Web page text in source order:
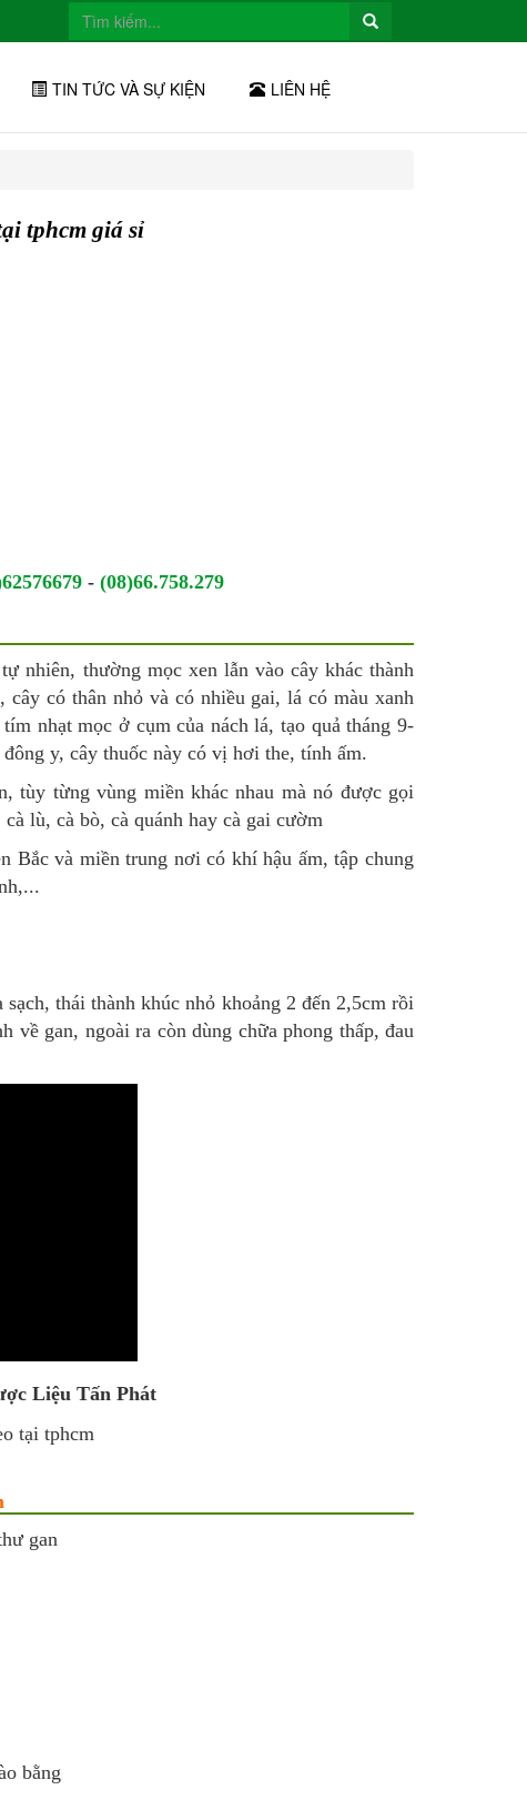
TIN TỨC VÀ SỰ KIỆN LIÊN HỆ
tphcm giá sỉ
- (08)66.758.279
nhiên, thường mọc xen lẫn vào cây khác thành
có thân nhỏ và có nhiều gai, lá có màu xanh
nhạt mọc ở cụm của nách lá, tạo quả tháng 9-
y, cây thuốc này có vị hơi the, tính ấm.
tùy từng vùng miền khác nhau mà nó được gọi
lù, cà bò, cà quánh hay cà gai cườm
Bắc và miền trung nơi có khí hậu ấm, tập chung
thái thành khúc nhỏ khoảng 2 đến 2,5cm rồi
về gan, ngoài ra còn dùng chữa phong thấp, đau
Liệu Tấn Phát
gan
bằng